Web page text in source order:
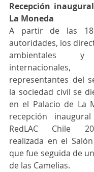
Recepción
La Moneda
A partir de las
autoridades, los
ambientales y
representantes del
la sociedad civil se
en el Palacio de La
recepción
RedLAC Chile
realizada en el
que fue seguida de
de las Camelias.